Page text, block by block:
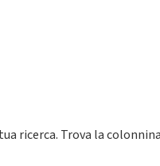
ricerca. Trova la